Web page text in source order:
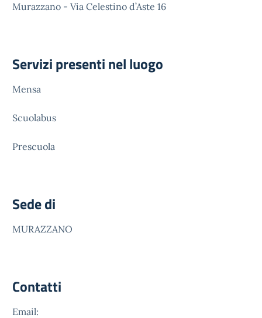
Murazzano - Via Celestino d’Aste 16
Servizi presenti nel luogo
Mensa
Scuolabus
Prescuola
Sede di
MURAZZANO
Contatti
Email: